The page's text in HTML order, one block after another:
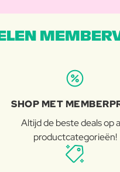
SHOP MET
Altijd de beste deals op
productcategorieën!